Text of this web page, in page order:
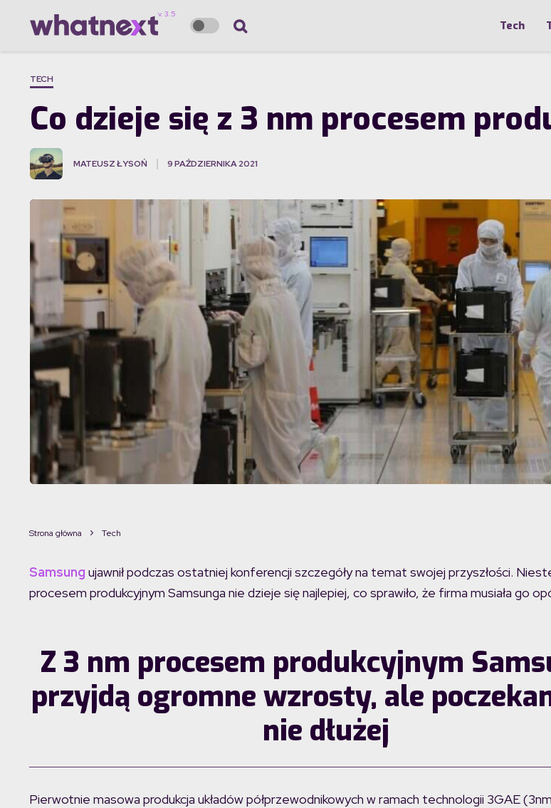
Tech
TECH
Co dzieje się z 3 nm procesem
MATEUSZ ŁYSOŃ 9 PAŹDZIERNIKA 2021
Strona główna Tech
Samsung ujawnił podczas ostatniej konferencji szczegóły na temat swojej przyszłości.
procesem produkcyjnym Samsunga nie dzieje się najlepiej, co sprawiło, że firma musiała go
Z 3 nm procesem produkcyjnym
przyjdą ogromne wzrosty, ale
nie dłużej
Pierwotnie masowa produkcja układów półprzewodnikowych w ramach technologii 3GAE